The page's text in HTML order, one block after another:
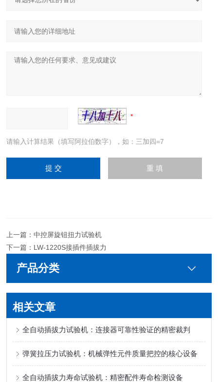
请输入计算结果（填写阿拉伯数字），如：三加四=7
上一篇：中控屏旋钮扭力试验机
下一篇： LW-1220S接插件插拔力
产品分类
相关文章
全自动插拔力试验机：连接器可靠性验证的精密裁判
弹簧拉压力试验机：机械弹性元件质量把控的核心设备
全自动插拔力寿命试验机：精密配件寿命检测设备